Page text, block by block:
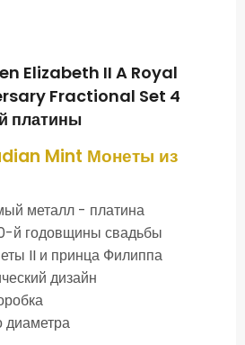
Elizabeth II A Royal
Fractional Set 4
платины
Mint Монеты из
металл - платина
й годовщины свадьбы
II и принца Филиппа
дизайн
диаметра